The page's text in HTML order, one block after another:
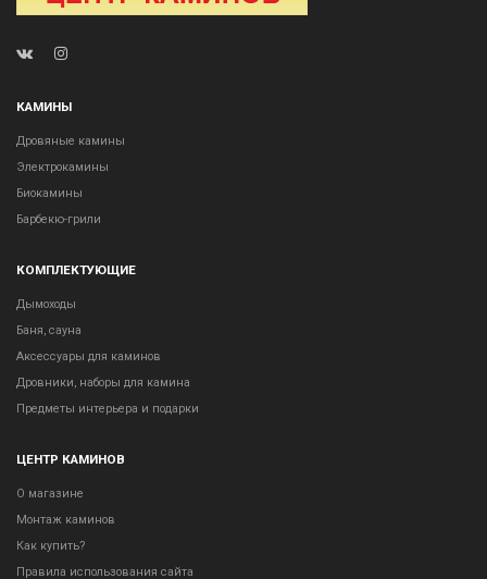
КАМИНЫ
Дровяные камины
Электрокамины
Биокамины
Барбекю-грили
КОМПЛЕКТУЮЩИЕ
Дымоходы
Баня, сауна
Аксессуары для каминов
Дровники, наборы для камина
Предметы интерьера и подарки
ЦЕНТР КАМИНОВ
О магазине
Монтаж каминов
Как купить?
Правила использования сайта